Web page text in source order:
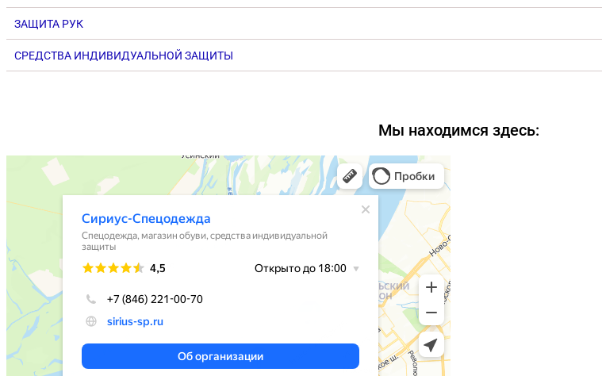
ЗАЩИТА РУК
СРЕДСТВА ИНДИВИДУАЛЬНОЙ ЗАЩИТЫ
Мы находимся здесь: